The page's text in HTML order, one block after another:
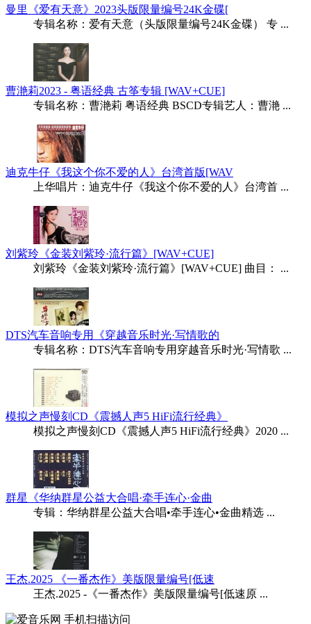
曼里《爱有天意》2023头版限量编号24K金碟[
专辑名称：爱有天意（头版限量编号24K金碟） 专 ...
曹滟莉2023 - 粤语经典 古筝专辑 [WAV+CUE]
专辑名称：曹滟莉 粤语经典 BSCD专辑艺人：曹滟 ...
迪克牛仔《我这个你不爱的人》台湾首版[WAV
上华唱片：迪克牛仔《我这个你不爱的人》台湾首 ...
刘紫玲《金装刘紫玲·流行篇》[WAV+CUE]
刘紫玲《金装刘紫玲·流行篇》[WAV+CUE] 曲目： ...
DTS汽车音响专用《穿越音乐时光·写情歌的
专辑名称：DTS汽车音响专用穿越音乐时光·写情歌 ...
模拟之声慢刻CD《震撼人声5 HiFi流行经典》
模拟之声慢刻CD《震撼人声5 HiFi流行经典》2020 ...
群星《华纳群星公益大合唱·牵手连心·金曲
专辑：华纳群星公益大合唱•牵手连心•金曲精选 ...
王杰.2025 《一番杰作》美版限量编号[低速
王杰.2025 -《一番杰作》美版限量编号[低速原 ...
手机扫描访问